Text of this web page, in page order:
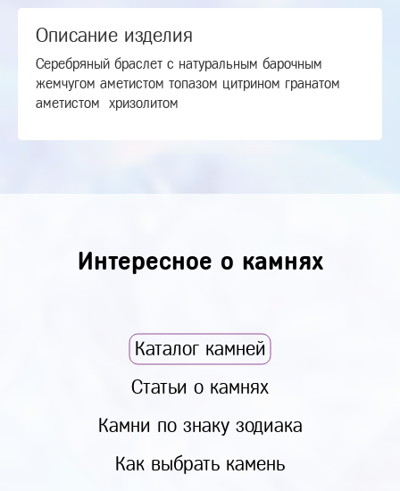
Описание изделия
Серебряный браслет с натуральным барочным
жемчугом аметистом топазом цитрином гранатом
аметистом хризолитом
Интересное о камнях
Каталог камней
Статьи о камнях
Камни по знаку зодиака
Как выбрать камень